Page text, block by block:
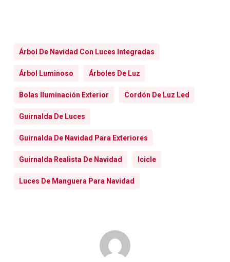
Árbol De Navidad Con Luces Integradas
Árbol Luminoso Árboles De Luz
Bolas Iluminación Exterior Cordón De Luz Led
Guirnalda De Luces
Guirnalda De Navidad Para Exteriores
Guirnalda Realista De Navidad Icicle
Luces De Manguera Para Navidad